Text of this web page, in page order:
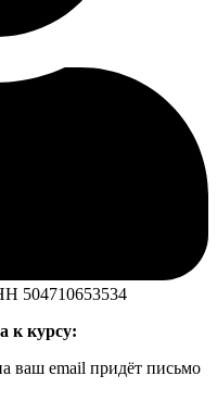
504710653534
к курсу:
ваш email придёт письмо